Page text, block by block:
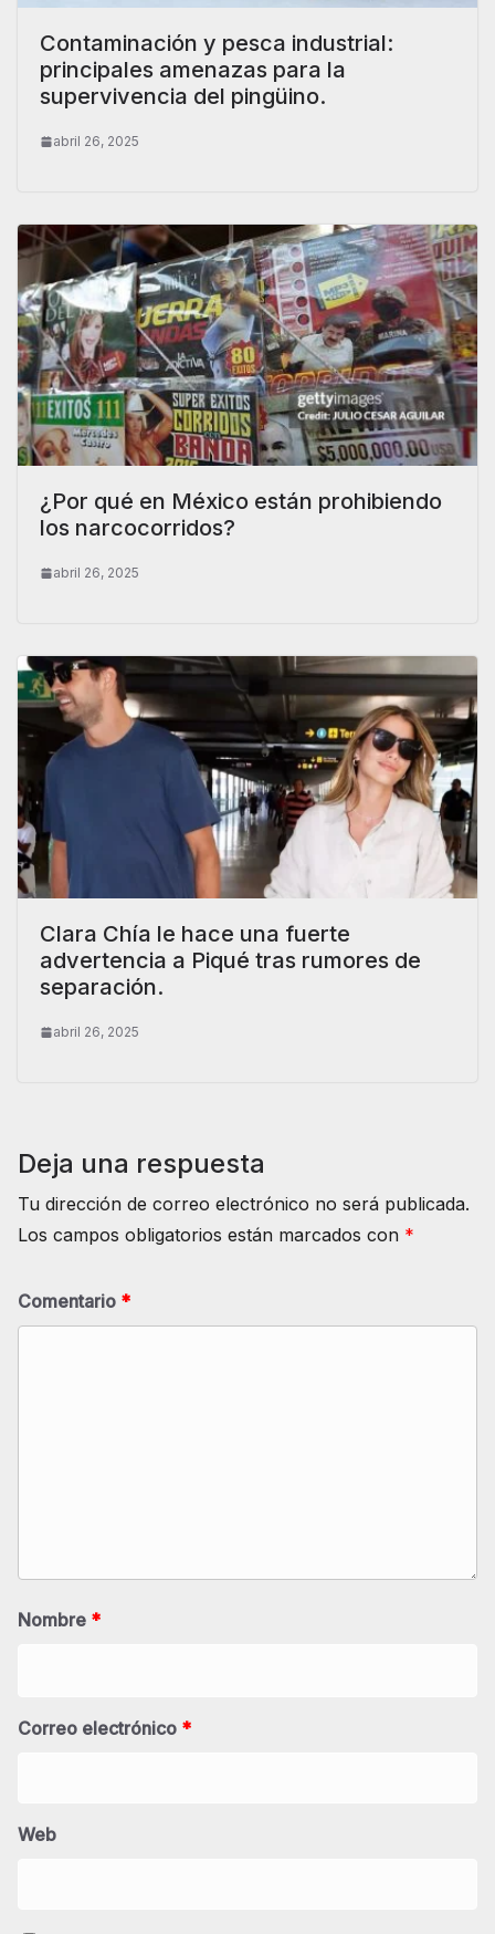
Contaminación y pesca industrial:
principales amenazas para la
supervivencia del pingüino.
abril 26, 2025
¿Por qué en México están prohibiendo
los narcocorridos?
abril 26, 2025
Clara Chía le hace una fuerte
advertencia a Piqué tras rumores de
separación.
abril 26, 2025
Deja una respuesta
Tu dirección de correo electrónico no será publicada.
Los campos obligatorios están marcados con *
Comentario *
Nombre *
Correo electrónico *
Web